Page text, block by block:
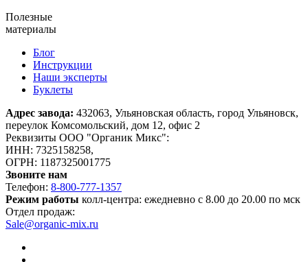
Полезные
материалы
Блог
Инструкции
Наши эксперты
Буклеты
Адрес завода: 432063, Ульяновская область, город Ульяновск,
переулок Комсомольский, дом 12, офис 2
Реквизиты ООО "Органик Микс":
ИНН: 7325158258,
ОГРН: 1187325001775
Звоните нам
Телефон: 8-800-777-1357
Режим работы колл-центра: ежедневно с 8.00 до 20.00 по мск
Отдел продаж:
Sale@organic-mix.ru